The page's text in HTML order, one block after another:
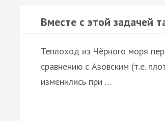
Вместе с этой задачей
Теплоход из Чёрного моря
сравнению с Азовским (т.е.
изменились при …